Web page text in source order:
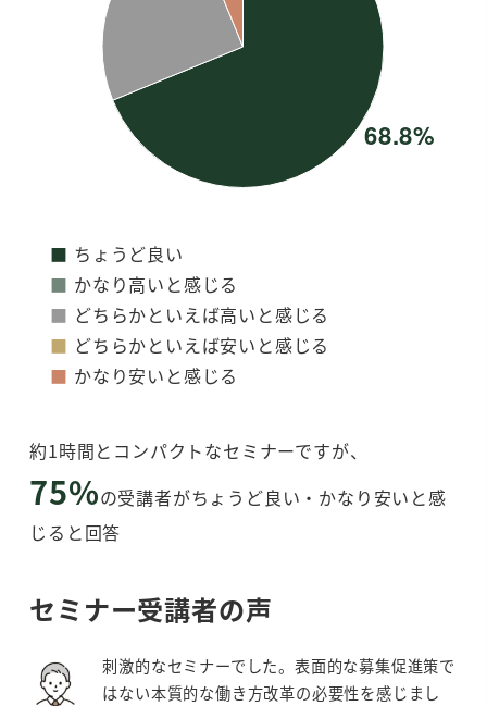
■ ちょうど良い
■ かなり高いと感じる
■ どちらかといえば高いと感じる
■ どちらかといえば安いと感じる
■ かなり安いと感じる
約1時間とコンパクトなセミナーですが、
75%の受講者がちょうど良い・かなり安いと感
じると回答
セミナー受講者の声
刺激的なセミナーでした。表面的な募集促進策で
はない本質的な働き方改革の必要性を感じまし